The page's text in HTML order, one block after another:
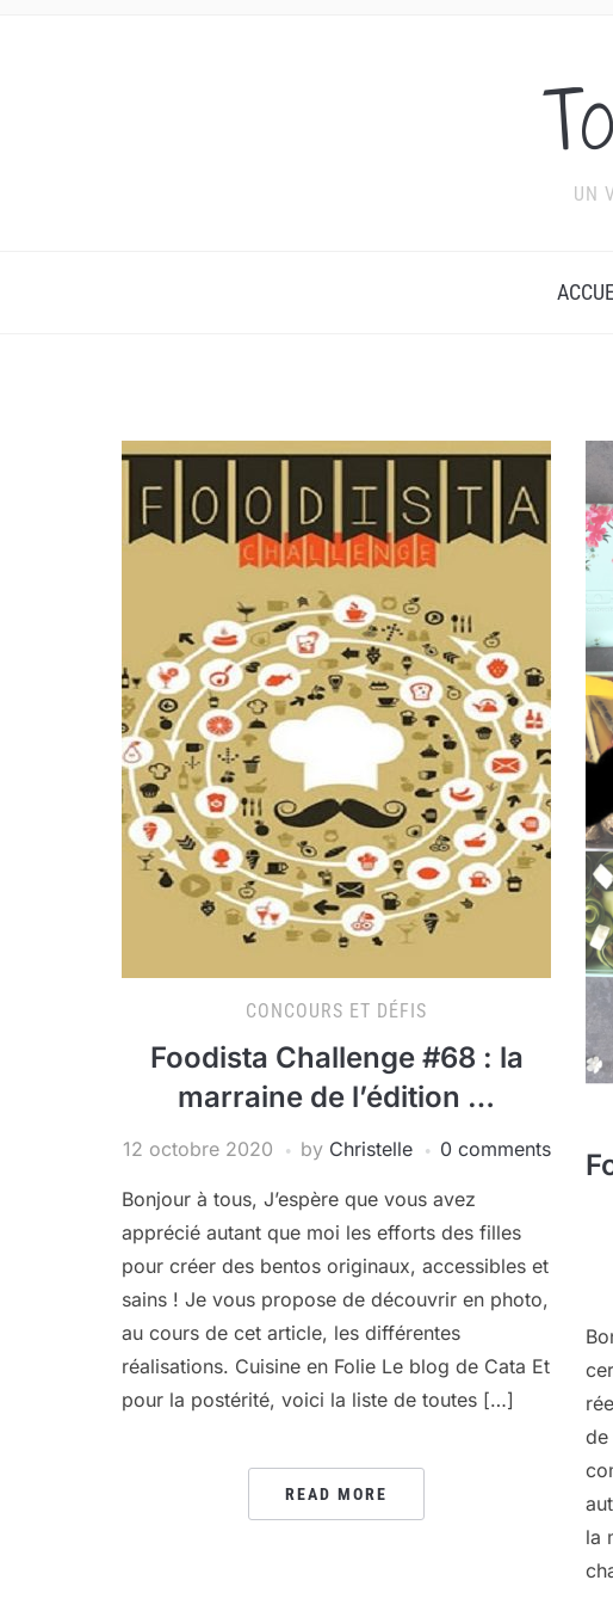
UN
CONCOURS ET DÉFIS
Foodista Challenge #68 : la
marraine de l’édition …
12 octobre 2020 by Christelle 0 comments
Bonjour à tous, J’espère que vous avez
apprécié autant que moi les efforts des filles
pour créer des bentos originaux, accessibles et
sains ! Je vous propose de découvrir en photo,
au cours de cet article, les différentes
réalisations. Cuisine en Folie Le blog de Cata Et
pour la postérité, voici la liste de toutes […]
READ MORE
de
la